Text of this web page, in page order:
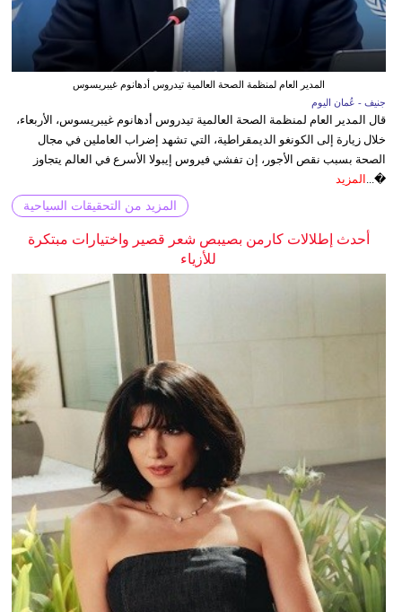
المدير العام لمنظمة الصحة العالمية تيدروس أدهانوم غيبريسوس
جنيف - عُمان اليوم
قال المدير العام لمنظمة الصحة العالمية تيدروس أدهانوم غيبريسوس، الأربعاء،
خلال زيارة إلى الكونغو الديمقراطية، التي تشهد إضراب العاملين في مجال
الصحة بسبب نقص الأجور، إن تفشي فيروس إيبولا الأسرع في العالم يتجاوز
�... المزيد
المزيد من التحقيقات السياحية
أحدث إطلالات كارمن بصيبص شعر قصير واختيارات مبتكرة
للأزياء